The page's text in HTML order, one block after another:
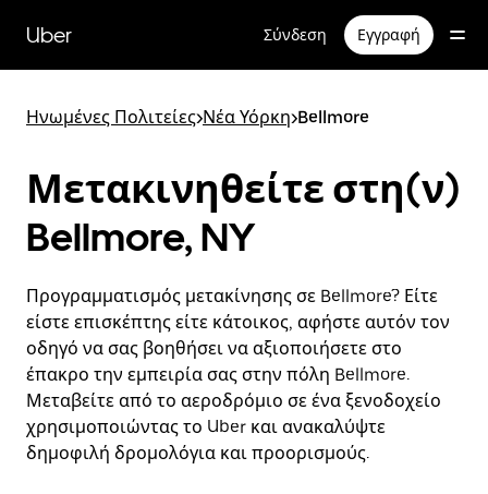
κύριο
περιεχόμενο
Uber Σύνδεση Εγγραφή
Ηνωμένες Πολιτείες>Νέα Υόρκη>Bellmore
Μετακινηθείτε στη(ν)
Bellmore, NY
Προγραμματισμός μετακίνησης σε Bellmore? Είτε
είστε επισκέπτης είτε κάτοικος, αφήστε αυτόν τον
οδηγό να σας βοηθήσει να αξιοποιήσετε στο
έπακρο την εμπειρία σας στην πόλη Bellmore.
Μεταβείτε από το αεροδρόμιο σε ένα ξενοδοχείο
χρησιμοποιώντας το Uber και ανακαλύψτε
δημοφιλή δρομολόγια και προορισμούς.